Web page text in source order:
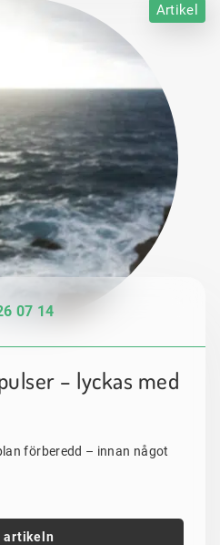
Artikel
07 14
– lyckas med
förberedd – innan något
artikeln